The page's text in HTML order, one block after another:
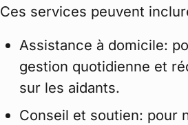
Ces services peuvent
Assistance à domicile:
gestion quotidienne et
sur les aidants.
Conseil et soutien: pour